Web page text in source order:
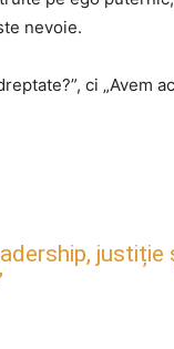
nevoie.
ci „Avem